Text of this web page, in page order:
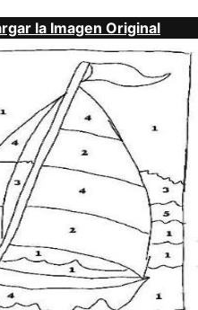
la Imagen Original